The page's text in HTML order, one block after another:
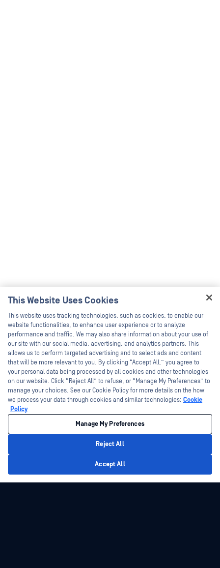
This Website Uses Cookies
This website uses tracking technologies, such as cookies, to enable our
website functionalities, to enhance user experience or to analyze
performance and traffic. We may also share information about your use of
our site with our social media, advertising, and analytics partners. This
allows us to perform targeted advertising and to select ads and content
that will be more relevant to you. By clicking “Accept All,” you agree to
your personal data being processed by all cookies and other technologies
on our website. Click “Reject All” to refuse, or “Manage My Preferences” to
manage your choices. See our Cookie Policy for more details on the how
we process your data through cookies and similar technologies: Cookie
Policy
Manage My Preferences
Reject All
Accept All
Hey there!
I'm Ozzy, your OPSWAT virtual assistant.
How can I help you secure what's critical
today?